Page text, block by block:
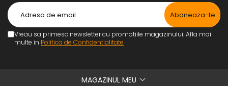
Vreau sa primesc newsletter cu promotiile magazinului. Afla mai
multe in Politica de Confidentialitate
MAGAZINUL MEU